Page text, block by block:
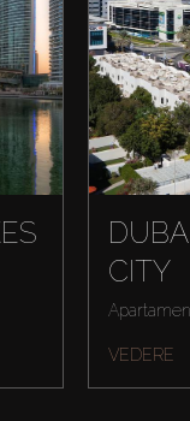
CITY
VEDERE